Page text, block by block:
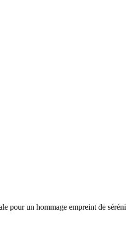
pour un hommage empreint de